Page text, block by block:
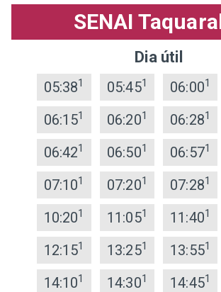
SENAI
Dia útil
05:381 05:451 06:001
06:151 06:201 06:281
06:421 06:501 06:571
07:101 07:201 07:281
10:201 11:051 11:401
12:151 13:251 13:551
14:101 14:301 14:451